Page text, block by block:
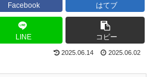
Facebook はてブ
LINE コピー
2025.06.14 2025.06.02